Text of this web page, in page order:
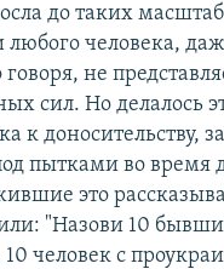
до таких
человека,
говоря, не
сил. Но делалось
к доносительству,
пытками во время
это
"Назови 10
человек с